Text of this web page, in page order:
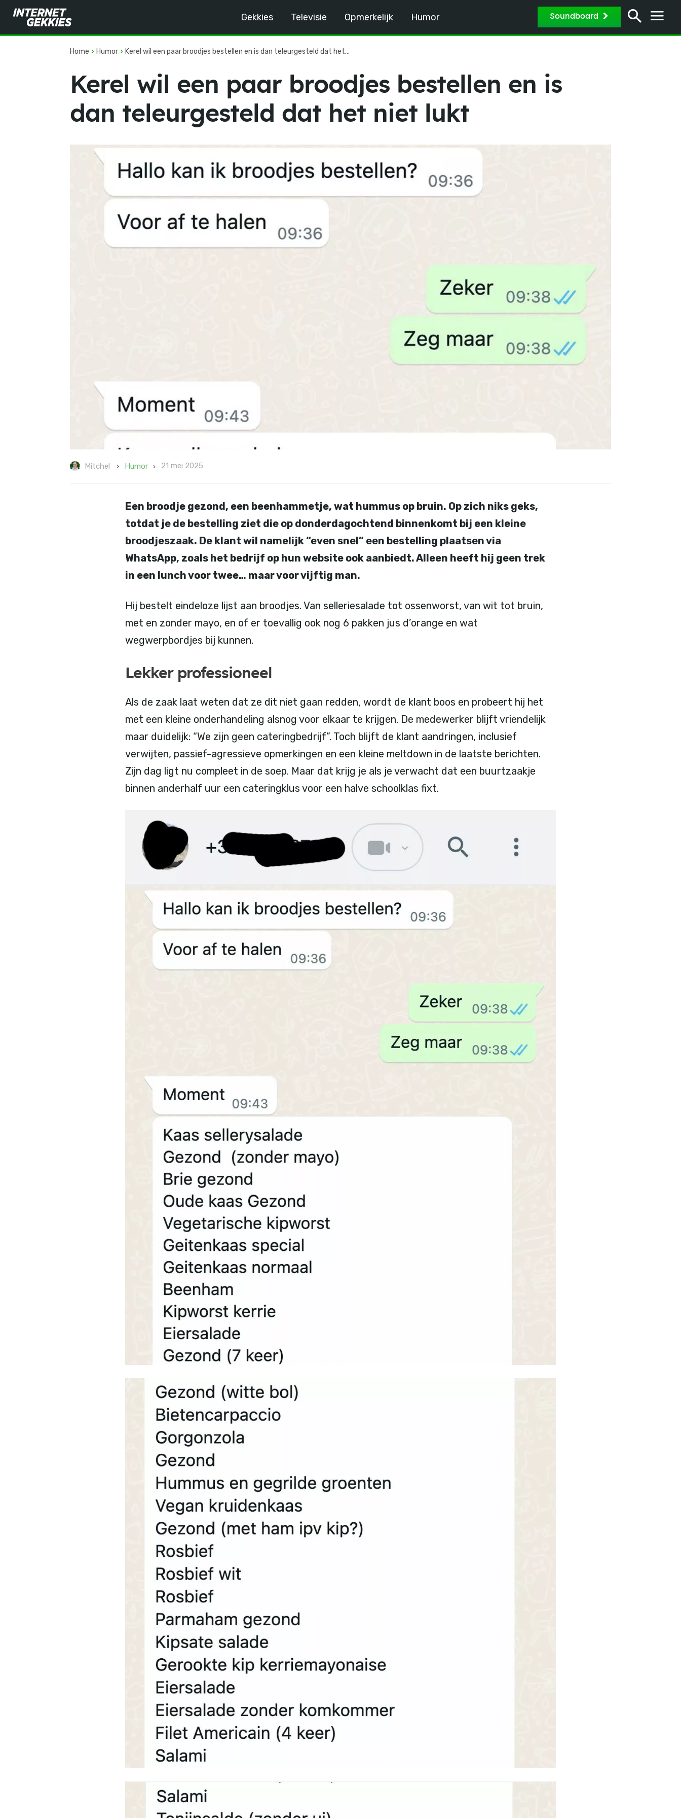
Gekkies Televisie Opmerkelijk Humor Soundboard
Home Humor Kerel wil een paar broodjes bestellen en is dan teleurgesteld dat het...
Kerel wil een paar broodjes bestellen en is
dan teleurgesteld dat het niet lukt
Mitchel Humor 21 mei 2025
Een broodje gezond, een beenhammetje, wat hummus op bruin. Op zich niks geks,
totdat je de bestelling ziet die op donderdagochtend binnenkomt bij een kleine
broodjeszaak. De klant wil namelijk “even snel” een bestelling plaatsen via
WhatsApp, zoals het bedrijf op hun website ook aanbiedt. Alleen heeft hij geen trek
in een lunch voor twee… maar voor vijftig man.
Hij bestelt eindeloze lijst aan broodjes. Van selleriesalade tot ossenworst, van wit tot bruin,
met en zonder mayo, en of er toevallig ook nog 6 pakken jus d’orange en wat
wegwerpbordjes bij kunnen.
Lekker professioneel
Als de zaak laat weten dat ze dit niet gaan redden, wordt de klant boos en probeert hij het
met een kleine onderhandeling alsnog voor elkaar te krijgen. De medewerker blijft vriendelijk
maar duidelijk: “We zijn geen cateringbedrijf”. Toch blijft de klant aandringen, inclusief
verwijten, passief-agressieve opmerkingen en een kleine meltdown in de laatste berichten.
Zijn dag ligt nu compleet in de soep. Maar dat krijg je als je verwacht dat een buurtzaakje
binnen anderhalf uur een cateringklus voor een halve schoolklas fixt.